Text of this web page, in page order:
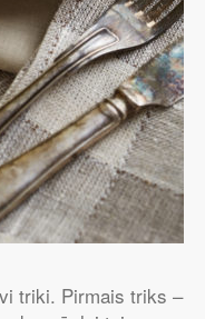
triki. Pirmais triks –